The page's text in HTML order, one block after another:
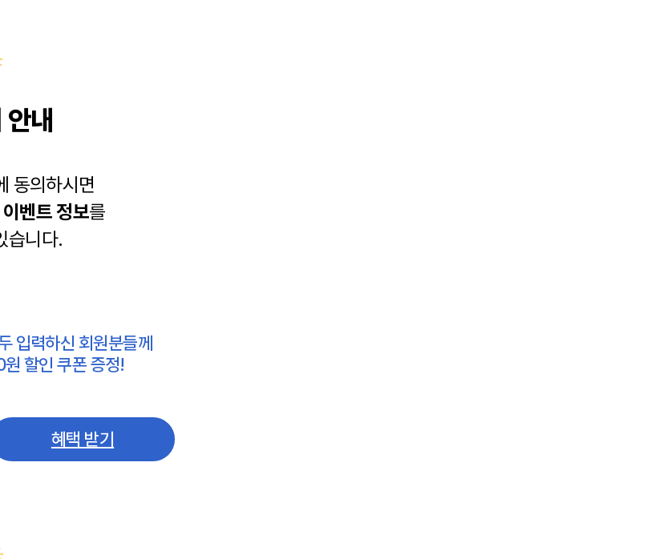
내
동의하시면
이벤트 정보를
습니다.
입력하신 회원분들께
할인 쿠폰 증정!
혜택 받기